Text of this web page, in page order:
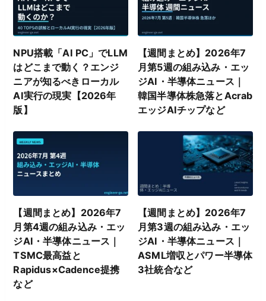
NPU搭載「AI PC」でLLM
はどこまで動く？エンジ
ニアが知るべきローカル
AI実行の現実【2026年
版】
【週間まとめ】2026年7
月第5週の組み込み・エッ
ジAI・半導体ニュース｜
韓国半導体株急落とAcrab
エッジAIチップなど
【週間まとめ】2026年7
月第4週の組み込み・エッ
ジAI・半導体ニュース｜
TSMC最高益と
Rapidus×Cadence提携
など
【週間まとめ】2026年7
月第3週の組み込み・エッ
ジAI・半導体ニュース｜
ASML増収とパワー半導体
3社統合など